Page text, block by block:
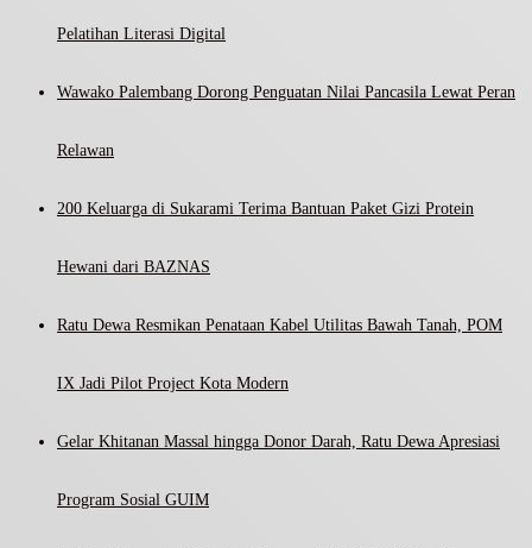
Pelatihan Literasi Digital
Wawako Palembang Dorong Penguatan Nilai Pancasila Lewat Peran
Relawan
200 Keluarga di Sukarami Terima Bantuan Paket Gizi Protein
Hewani dari BAZNAS
Ratu Dewa Resmikan Penataan Kabel Utilitas Bawah Tanah, POM
IX Jadi Pilot Project Kota Modern
Gelar Khitanan Massal hingga Donor Darah, Ratu Dewa Apresiasi
Program Sosial GUIM